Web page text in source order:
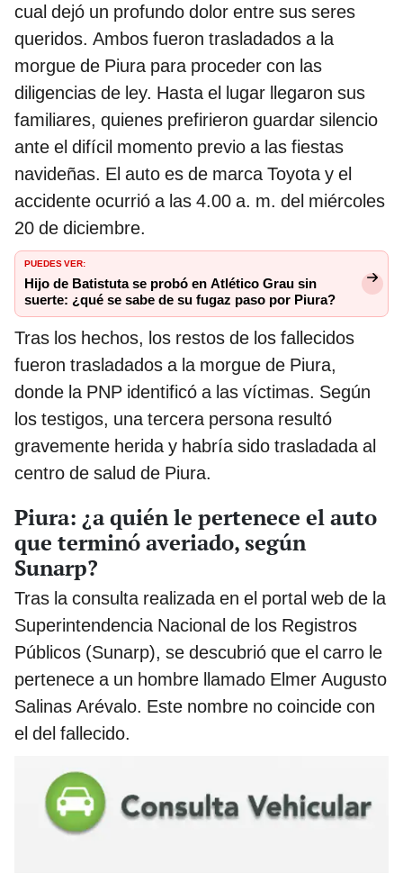
cual dejó un profundo dolor entre sus seres
queridos. Ambos fueron trasladados a la
morgue de Piura para proceder con las
diligencias de ley. Hasta el lugar llegaron sus
familiares, quienes prefirieron guardar silencio
ante el difícil momento previo a las fiestas
navideñas. El auto es de marca Toyota y el
accidente ocurrió a las 4.00 a. m. del miércoles
20 de diciembre.
PUEDES VER:
Hijo de Batistuta se probó en Atlético Grau sin
suerte: ¿qué se sabe de su fugaz paso por Piura?
Tras los hechos, los restos de los fallecidos
fueron trasladados a la morgue de Piura,
donde la PNP identificó a las víctimas. Según
los testigos, una tercera persona resultó
gravemente herida y habría sido trasladada al
centro de salud de Piura.
Piura: ¿a quién le pertenece el auto
que terminó averiado, según
Sunarp?
Tras la consulta realizada en el portal web de la
Superintendencia Nacional de los Registros
Públicos (Sunarp), se descubrió que el carro le
pertenece a un hombre llamado Elmer Augusto
Salinas Arévalo. Este nombre no coincide con
el del fallecido.